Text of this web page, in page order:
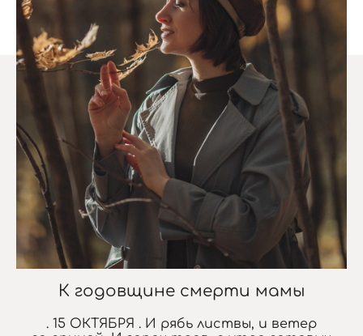
К годовщине смерти мамы
. 15 ОКТЯБРЯ . И рябь листвы, и ветер